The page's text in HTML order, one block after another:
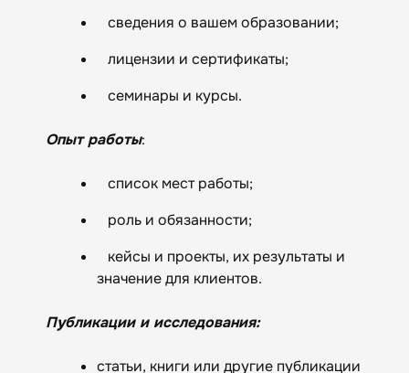
сведения о вашем образовании;
лицензии и сертификаты;
семинары и курсы.
Опыт работы:
список мест работы;
роль и обязанности;
кейсы и проекты, их результаты и
значение для клиентов.
Публикации и исследования:
статьи, книги или другие публикации